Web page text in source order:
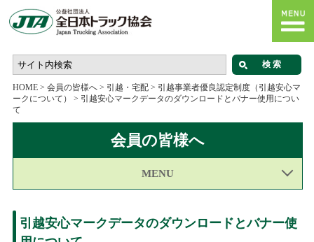
HOME> 会員の皆様へ> 引越・宅配> 引越事業者優良認定制度（引越安心マ
ークについて）
> 引越安心マークデータのダウンロードとバナー使用につい
て
会員の皆様へ
MENU
引越安心マークデータのダウンロードとバナー使